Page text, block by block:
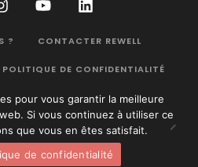
? CONTACTER REWELL
POLITIQUE DE CONFIDENTIALITÉ
réservés.
pour vous garantir la meilleure
Si vous continuez à utiliser ce
que vous en êtes satisfait.
de confidentialité